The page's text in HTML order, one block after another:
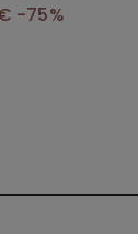
-75%